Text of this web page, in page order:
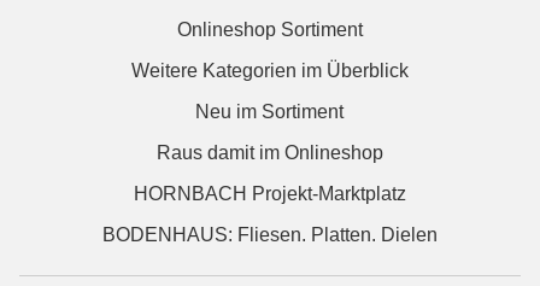
Onlineshop Sortiment
Weitere Kategorien im Überblick
Neu im Sortiment
Raus damit im Onlineshop
HORNBACH Projekt-Marktplatz
BODENHAUS: Fliesen. Platten. Dielen